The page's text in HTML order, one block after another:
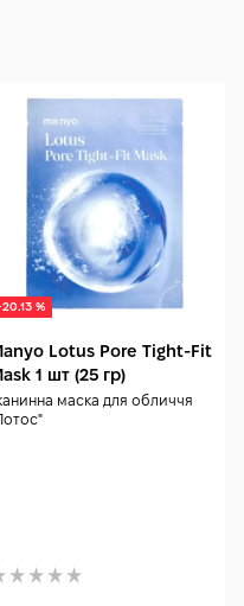
1,2-Hexanediol, Tin
Ethylcellulose,
Citrate, Citric Acid,
Oil, Biotin, CI 77891
%
Lotus Pore Tight-Fit
1 шт (25 гр)
маска для обличчя